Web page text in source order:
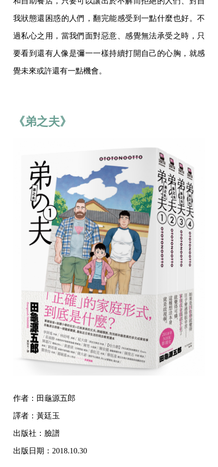
我狀態還困惑的人們，翻完能感受到一點什麼也好。不
過私心之用，當我們面對惡意、感覺無法承受之時，只
要看到還有人像是彌一一樣持續打開自己的心胸，就感
覺未來或許還有一點機會。
《弟之夫》
作者：田龜源五郎
譯者：黃廷玉
出版社：臉譜
出版日期：2018.10.30